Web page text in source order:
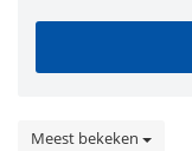
Meest bekeken